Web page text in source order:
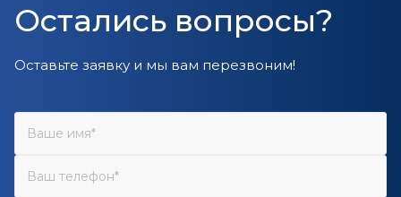
Остались вопросы?
Оставьте заявку и мы вам перезвоним!